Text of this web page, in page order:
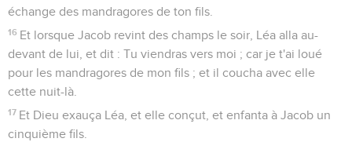
échange des mandragores de ton fils.
16 Et lorsque Jacob revint des champs le soir, Léa alla au-
devant de lui, et dit : Tu viendras vers moi ; car je t'ai loué
pour les mandragores de mon fils ; et il coucha avec elle
cette nuit-là.
17 Et Dieu exauça Léa, et elle conçut, et enfanta à Jacob un
cinquième fils.